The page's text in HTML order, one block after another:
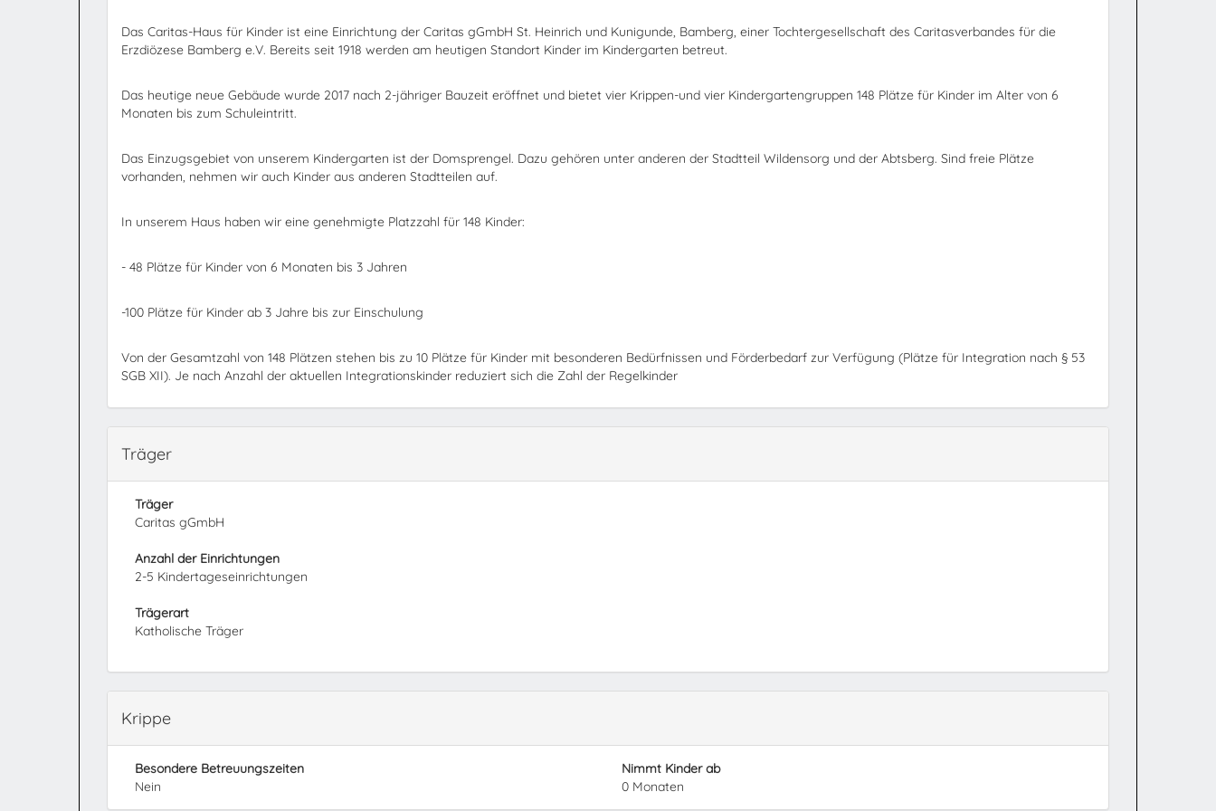
Das Caritas-Haus für Kinder ist eine Einrichtung der Caritas gGmbH St. Heinrich und Kunigunde, Bamberg, einer Tochtergesellschaft des Caritasverbandes für die
Erzdiözese Bamberg e.V. Bereits seit 1918 werden am heutigen Standort Kinder im Kindergarten betreut.
Das heutige neue Gebäude wurde 2017 nach 2-jähriger Bauzeit eröffnet und bietet vier Krippen-und vier Kindergartengruppen 148 Plätze für Kinder im Alter von 6
Monaten bis zum Schuleintritt.
Das Einzugsgebiet von unserem Kindergarten ist der Domsprengel. Dazu gehören unter anderen der Stadtteil Wildensorg und der Abtsberg. Sind freie Plätze
vorhanden, nehmen wir auch Kinder aus anderen Stadtteilen auf.
In unserem Haus haben wir eine genehmigte Platzzahl für 148 Kinder:
- 48 Plätze für Kinder von 6 Monaten bis 3 Jahren
-100 Plätze für Kinder ab 3 Jahre bis zur Einschulung
Von der Gesamtzahl von 148 Plätzen stehen bis zu 10 Plätze für Kinder mit besonderen Bedürfnissen und Förderbedarf zur Verfügung (Plätze für Integration nach § 53
SGB XII). Je nach Anzahl der aktuellen Integrationskinder reduziert sich die Zahl der Regelkinder
Träger
Träger
Caritas gGmbH
Anzahl der Einrichtungen
2-5 Kindertageseinrichtungen
Trägerart
Katholische Träger
Krippe
Besondere Betreuungszeiten
Nein
Nimmt Kinder ab
0 Monaten